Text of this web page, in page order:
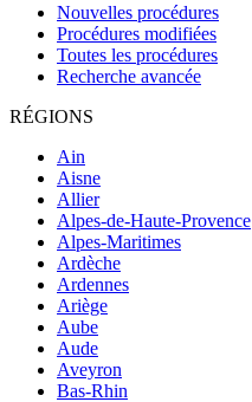
Nouvelles procédures
Procédures modifiées
Toutes les procédures
Recherche avancée
RÉGIONS
Ain
Aisne
Allier
Alpes-de-Haute-Provence
Alpes-Maritimes
Ardèche
Ardennes
Ariège
Aube
Aude
Aveyron
Bas-Rhin